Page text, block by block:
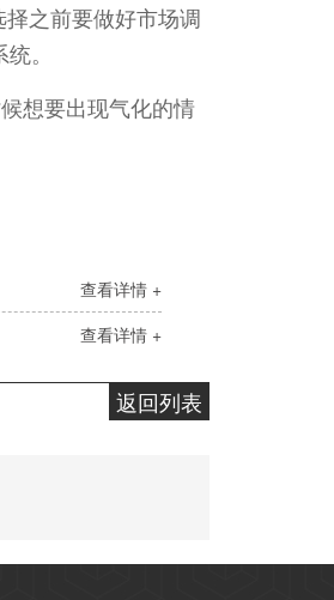
之前要做好市场调
。
想要出现气化的情
查看详情 +
查看详情 +
返回列表